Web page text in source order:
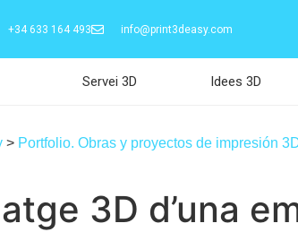
+34 633 164 493 info@print3deasy.com
Servei 3D Idees 3D
> Portfolio. Obras y proyectos de impresión
3D d’una